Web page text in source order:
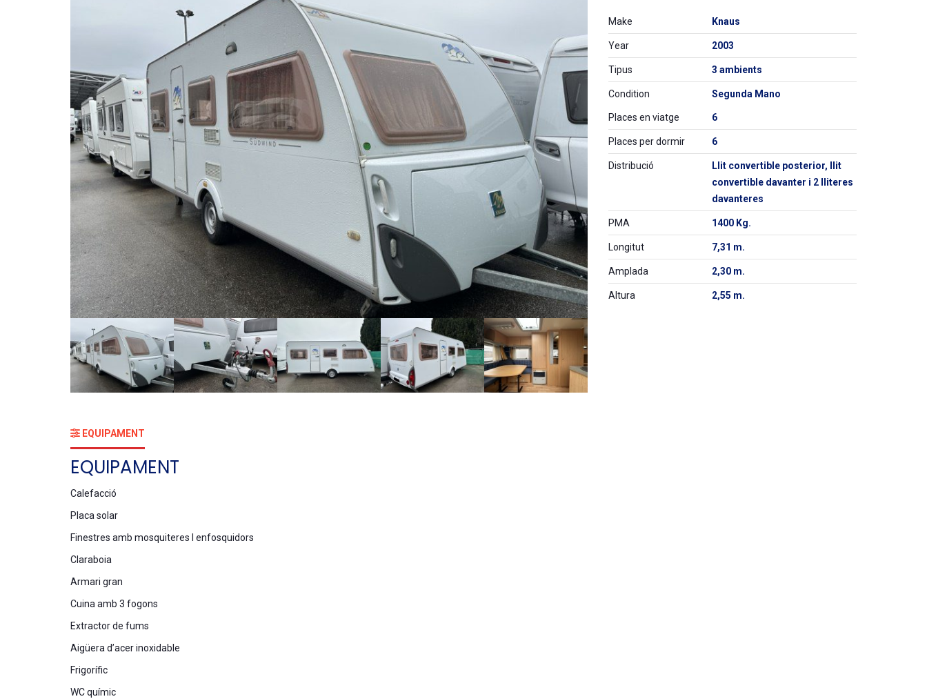
Make Knaus
Year 2003
Tipus 3 ambients
Condition Segunda Mano
Places en viatge 6
Places per dormir 6
Distribució
Llit convertible posterior, llit
convertible davanter i 2 lliteres
davanteres
PMA 1400 Kg.
Longitut 7,31 m.
Amplada 2,30 m.
Altura 2,55 m.
EQUIPAMENT
EQUIPAMENT
Calefacció
Placa solar
Finestres amb mosquiteres I enfosquidors
Claraboia
Armari gran
Cuina amb 3 fogons
Extractor de fums
Aigüera d’acer inoxidable
Frigorífic
WC químic